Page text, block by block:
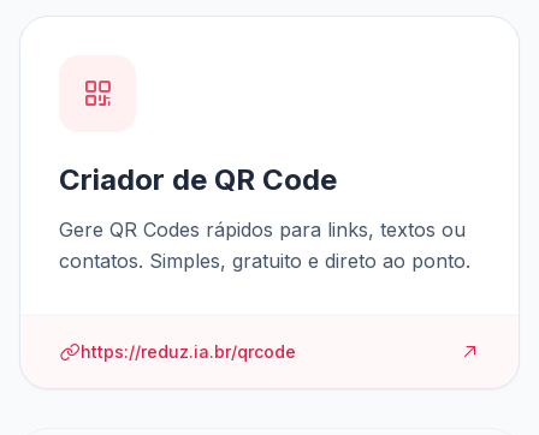
Criador de QR Code
Gere QR Codes rápidos para links, textos ou
contatos. Simples, gratuito e direto ao ponto.
https://reduz.ia.br/qrcode